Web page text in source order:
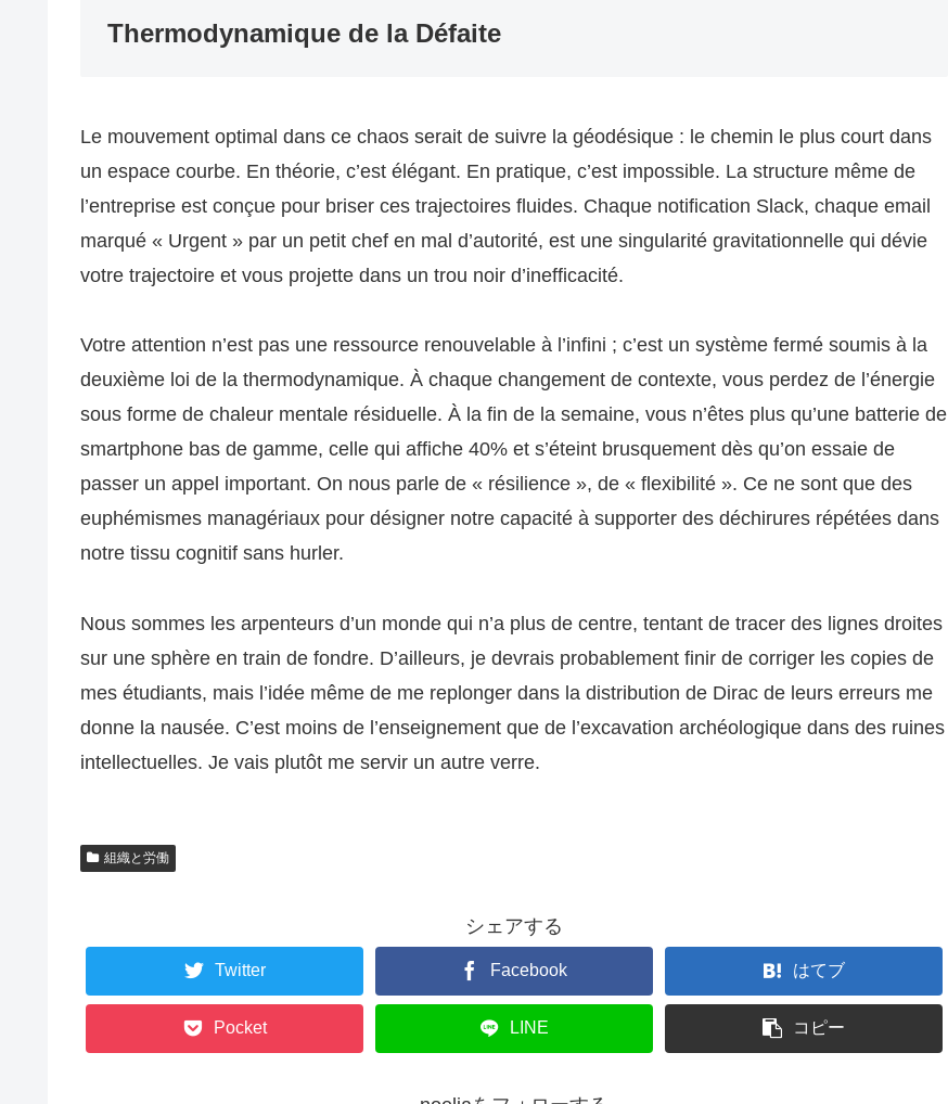
Thermodynamique de la Défaite
Le mouvement optimal dans ce chaos serait de suivre la géodésique : le chemin le plus court dans
un espace courbe. En théorie, c’est élégant. En pratique, c’est impossible. La structure même de
l’entreprise est conçue pour briser ces trajectoires fluides. Chaque notification Slack, chaque email
marqué « Urgent » par un petit chef en mal d’autorité, est une singularité gravitationnelle qui dévie
votre trajectoire et vous projette dans un trou noir d’inefficacité.
Votre attention n’est pas une ressource renouvelable à l’infini ; c’est un système fermé soumis à la
deuxième loi de la thermodynamique. À chaque changement de contexte, vous perdez de l’énergie
sous forme de chaleur mentale résiduelle. À la fin de la semaine, vous n’êtes plus qu’une batterie de
smartphone bas de gamme, celle qui affiche 40% et s’éteint brusquement dès qu’on essaie de
passer un appel important. On nous parle de « résilience », de « flexibilité ». Ce ne sont que des
euphémismes managériaux pour désigner notre capacité à supporter des déchirures répétées dans
notre tissu cognitif sans hurler.
Nous sommes les arpenteurs d’un monde qui n’a plus de centre, tentant de tracer des lignes droites
sur une sphère en train de fondre. D’ailleurs, je devrais probablement finir de corriger les copies de
mes étudiants, mais l’idée même de me replonger dans la distribution de Dirac de leurs erreurs me
donne la nausée. C’est moins de l’enseignement que de l’excavation archéologique dans des ruines
intellectuelles. Je vais plutôt me servir un autre verre.
組織と労働
シェアする
Twitter Facebook はてブ
Pocket LINE コピー